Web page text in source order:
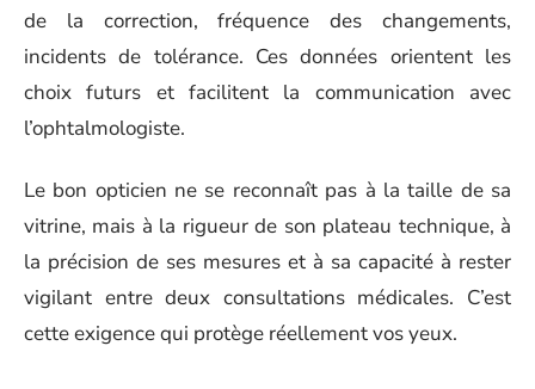
de la correction, fréquence des changements,
incidents de tolérance. Ces données orientent les
choix futurs et facilitent la communication avec
l’ophtalmologiste.
Le bon opticien ne se reconnaît pas à la taille de sa
vitrine, mais à la rigueur de son plateau technique, à
la précision de ses mesures et à sa capacité à rester
vigilant entre deux consultations médicales. C’est
cette exigence qui protège réellement vos yeux.